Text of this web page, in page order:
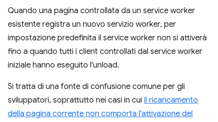
Quando una pagina controllata da un service worker
esistente registra un nuovo servizio worker, per
impostazione predefinita il service worker non si attiverà
fino a quando tutti i client controllati dal service worker
iniziale hanno eseguito l'unload.
Si tratta di una fonte di confusione comune per gli
sviluppatori, soprattutto nei casi in cui il ricaricamento
della pagina corrente non comporta l'attivazione del